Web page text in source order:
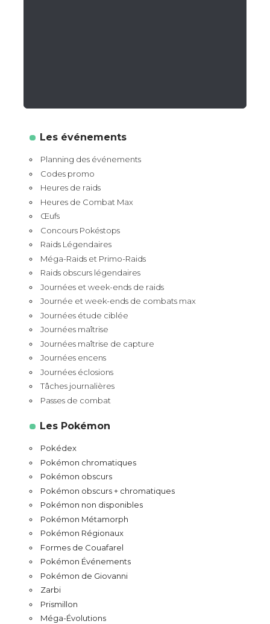
Les événements
Planning des événements
Codes promo
Heures de raids
Heures de Combat Max
Œufs
Concours Pokéstops
Raids Légendaires
Méga-Raids et Primo-Raids
Raids obscurs légendaires
Journées et week-ends de raids
Journée et week-ends de combats max
Journées étude ciblée
Journées maîtrise
Journées maîtrise de capture
Journées encens
Journées éclosions
Tâches journalières
Passes de combat
Les Pokémon
Pokédex
Pokémon chromatiques
Pokémon obscurs
Pokémon obscurs + chromatiques
Pokémon non disponibles
Pokémon Métamorph
Pokémon Régionaux
Formes de Couafarel
Pokémon Événements
Pokémon de Giovanni
Zarbi
Prismillon
Méga-Évolutions